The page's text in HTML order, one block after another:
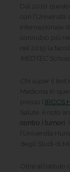
Dal 2010
con
internazionale
connubio più
nel 2019 la
MEDTEC School.
Chi super il test
Medicina in
presso l’ IRCCS
Salute, è noto
contro i tumori
l’Università
degli Studi di
Oltre all’Istituto